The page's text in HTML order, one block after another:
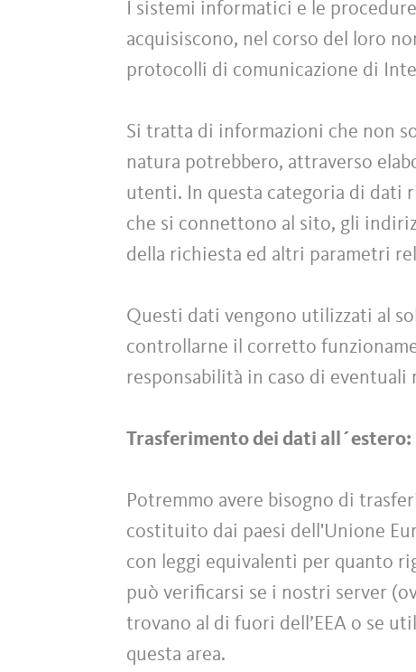
I sistemi informatici e le
acquisiscono, nel corso del loro
protocolli di comunicazione di
Si tratta di informazioni che non
natura potrebbero, attraverso
utenti. In questa categoria di dati
che si connettono al sito, gli
della richiesta ed altri parametri
Questi dati vengono utilizzati al
controllarne il corretto
responsabilità in caso di
Trasferimento dei dati all´estero:
Potremmo avere bisogno di
costituito dai paesi dell'Unione
con leggi equivalenti per quanto
può verificarsi se i nostri server
trovano al di fuori dell’EEA o se
questa area.